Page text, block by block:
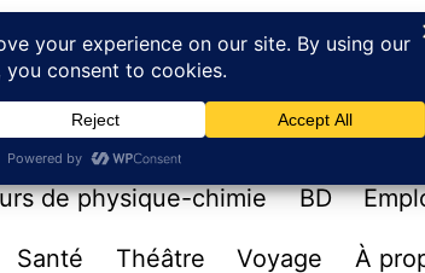
PÊLE-MÊLE
surtout sur rien.
de physique-chimie BD
Santé Théâtre Voyage À